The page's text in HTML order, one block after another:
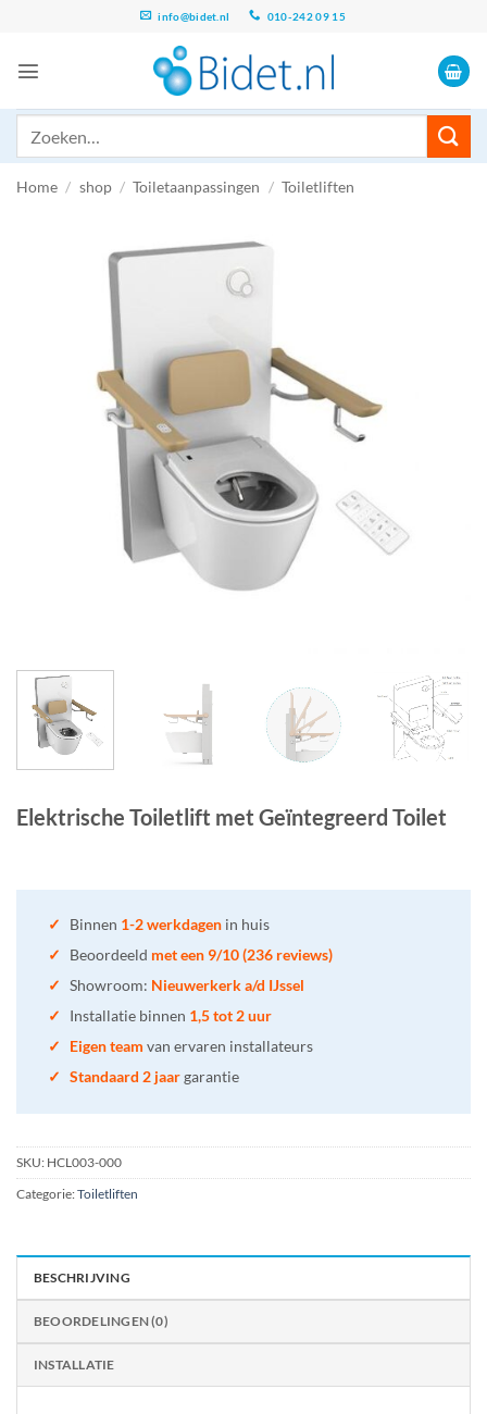
inhoud
info@bidet.nl 010-242 09 15
Home / shop / Toiletaanpassingen / Toiletliften
Elektrische Toiletlift met Geïntegreerd Toilet
✓ Binnen 1-2 werkdagen in huis
✓
Beoordeeld met een 9/10 (236 reviews)
✓ Showroom: Nieuwerkerk a/d IJssel
✓
Installatie binnen 1,5 tot 2 uur
✓
Eigen team van ervaren installateurs
✓ Standaard 2 jaargarantie
SKU: HCL003-000
Categorie:Toiletliften
BESCHRIJVING
BEOORDELINGEN (0)
INSTALLATIE